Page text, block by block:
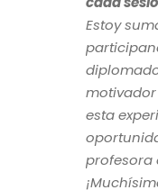
Estoy
esta
profesora